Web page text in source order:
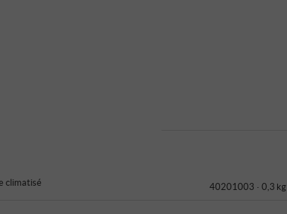
climatisé 40201003 · 0,3